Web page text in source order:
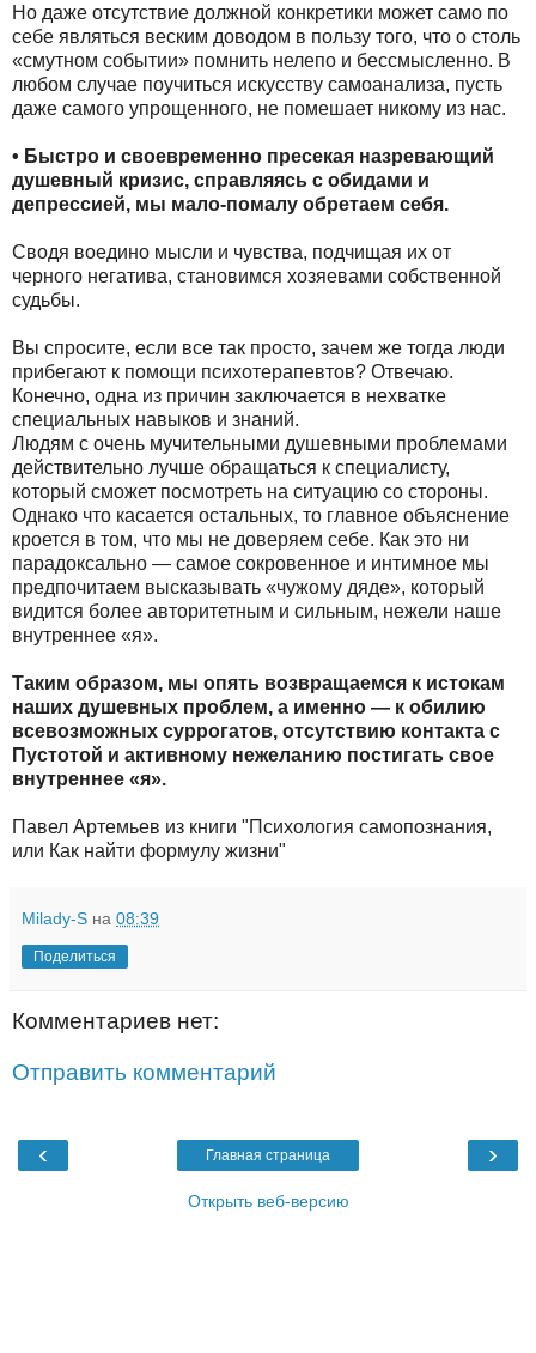
Но даже отсутствие должной конкретики может само по
себе являться веским доводом в пользу того, что о столь
«смутном событии» помнить нелепо и бессмысленно. В
любом случае поучиться искусству самоанализа, пусть
даже самого упрощенного, не помешает никому из нас.
• Быстро и своевременно пресекая назревающий
душевный кризис, справляясь с обидами и
депрессией, мы мало-помалу обретаем себя.
Сводя воедино мысли и чувства, подчищая их от
черного негатива, становимся хозяевами собственной
судьбы.
Вы спросите, если все так просто, зачем же тогда люди
прибегают к помощи психотерапевтов? Отвечаю.
Конечно, одна из причин заключается в нехватке
специальных навыков и знаний.
Людям с очень мучительными душевными проблемами
действительно лучше обращаться к специалисту,
который сможет посмотреть на ситуацию со стороны.
Однако что касается остальных, то главное объяснение
кроется в том, что мы не доверяем себе. Как это ни
парадоксально — самое сокровенное и интимное мы
предпочитаем высказывать «чужому дяде», который
видится более авторитетным и сильным, нежели наше
внутреннее «я».
Таким образом, мы опять возвращаемся к истокам
наших душевных проблем, а именно — к обилию
всевозможных суррогатов, отсутствию контакта с
Пустотой и активному нежеланию постигать свое
внутреннее «я».
Павел Артемьев из книги "Психология самопознания,
или Как найти формулу жизни"
Milady-S на 08:39
Поделиться
Комментариев нет:
Отправить комментарий
‹ ›
Главная страница
Открыть веб-версию